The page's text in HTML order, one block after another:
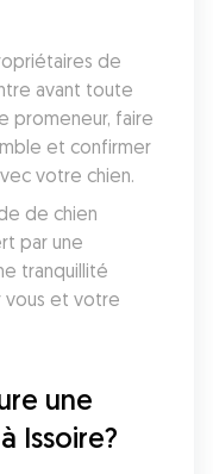
de
avant toute
promeneur, faire
et confirmer
votre chien.
de chien
par une
tranquillité
vous et votre
une
Issoire?